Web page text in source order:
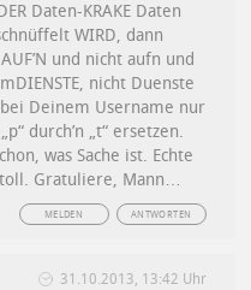
Daten-KRAKE Daten
WIRD, dann
und nicht aufn und
nicht Duenste
Deinem Username nur
durch’n „t“ ersetzen.
was Sache ist. Echte
toll. Gratuliere, Mann…
ANTWORTEN
MELDEN
31.10.2013, 13:42 Uhr